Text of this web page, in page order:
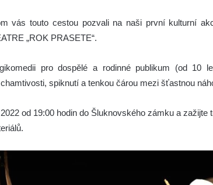
vás touto cestou pozvali na naši první kulturní
„ROK PRASETE“.
pro dospělé a rodinné publikum (od 10
spiknutí a tenkou čárou mezi šťastnou
od 19:00 hodin do Šluknovského zámku a